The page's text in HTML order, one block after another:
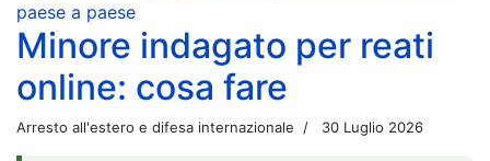
paese a paese
Minore indagato per reati
online: cosa fare
Arresto all'estero e difesa internazionale 30 Luglio 2026